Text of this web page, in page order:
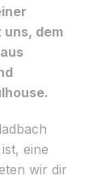
uns, dem
eine
wir dir